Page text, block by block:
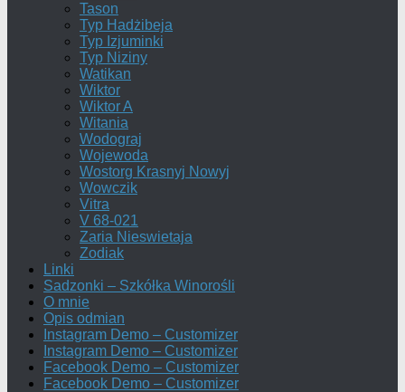
Tason
Typ Hadżibeja
Typ Izjuminki
Typ Niziny
Watikan
Wiktor
Wiktor A
Witania
Wodograj
Wojewoda
Wostorg Krasnyj Nowyj
Wowczik
Vitra
V 68-021
Zaria Nieswietaja
Zodiak
Linki
Sadzonki – Szkółka Winorośli
O mnie
Opis odmian
Instagram Demo – Customizer
Instagram Demo – Customizer
Facebook Demo – Customizer
Facebook Demo – Customizer